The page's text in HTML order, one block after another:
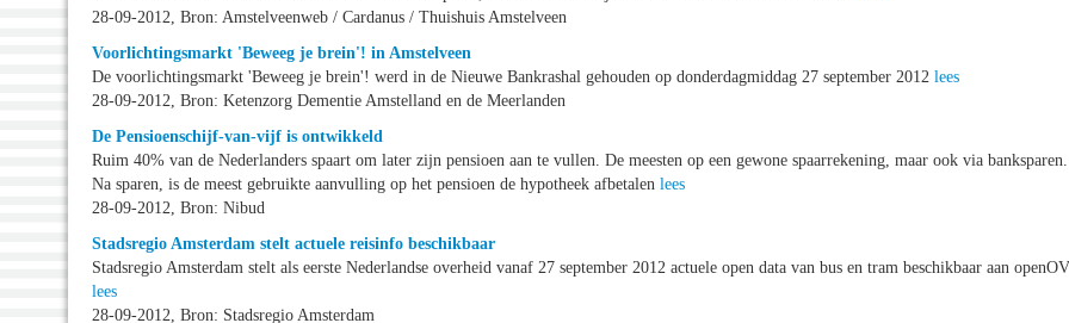
28-09-2012, Bron: Amstelveenweb / Cardanus / Thuishuis Amstelveen
Voorlichtingsmarkt 'Beweeg je brein'! in Amstelveen
De voorlichtingsmarkt 'Beweeg je brein'! werd in de Nieuwe Bankrashal gehouden op donderdagmiddag 27 september 2012 lees
28-09-2012, Bron: Ketenzorg Dementie Amstelland en de Meerlanden
De Pensioenschijf-van-vijf is ontwikkeld
Ruim 40% van de Nederlanders spaart om later zijn pensioen aan te vullen. De meesten op een gewone spaarrekening, maar ook via banksparen.
Na sparen, is de meest gebruikte aanvulling op het pensioen de hypotheek afbetalen lees
28-09-2012, Bron: Nibud
Stadsregio Amsterdam stelt actuele reisinfo beschikbaar
Stadsregio Amsterdam stelt als eerste Nederlandse overheid vanaf 27 september 2012 actuele open data van bus en tram beschikbaar aan openOV
lees
28-09-2012, Bron: Stadsregio Amsterdam